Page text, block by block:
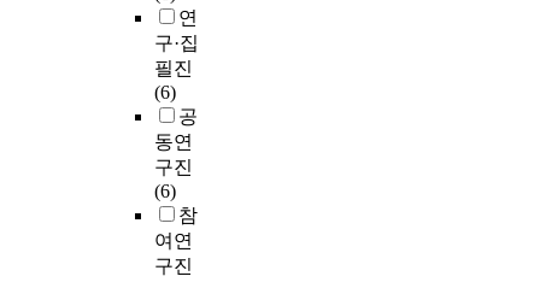
연
구·집
필진
(6)
공
동연
구진
(6)
참
여연
구진